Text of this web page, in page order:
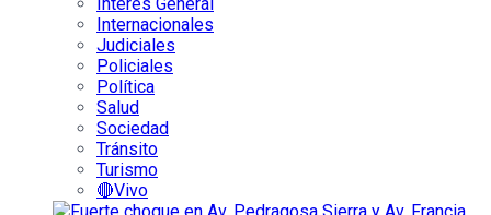
Internacionales
Judiciales
Policiales
Política
Salud
Sociedad
Tránsito
Turismo
🔴Vivo